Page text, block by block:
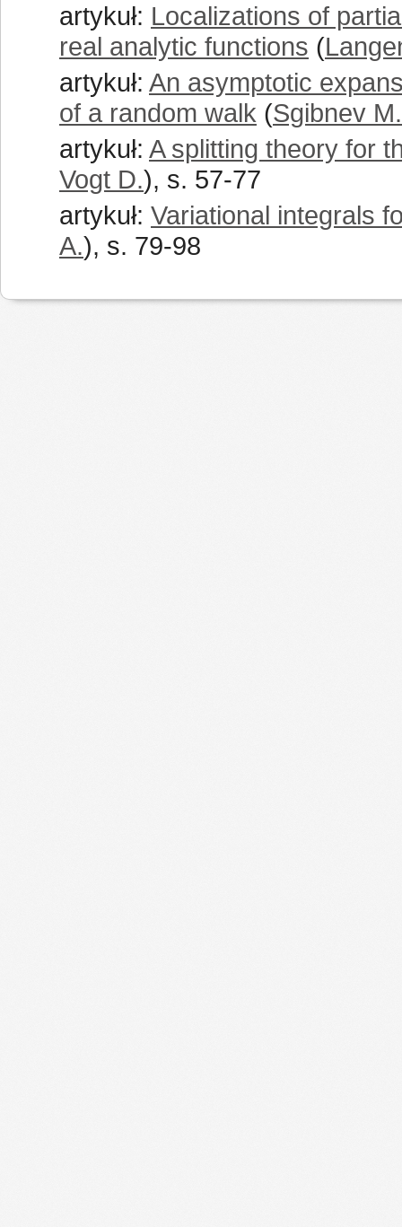
artykuł: Localizations of
real analytic functions (
artykuł: An asymptotic
of a random walk (Sgibnev
artykuł: A splitting theory for
Vogt D.), s. 57-77
artykuł: Variational integrals
A.), s. 79-98